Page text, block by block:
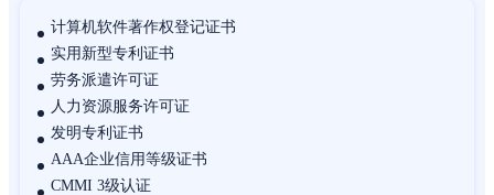
计算机软件著作权登记证书
实用新型专利证书
劳务派遣许可证
人力资源服务许可证
发明专利证书
AAA企业信用等级证书
CMMI 3级认证